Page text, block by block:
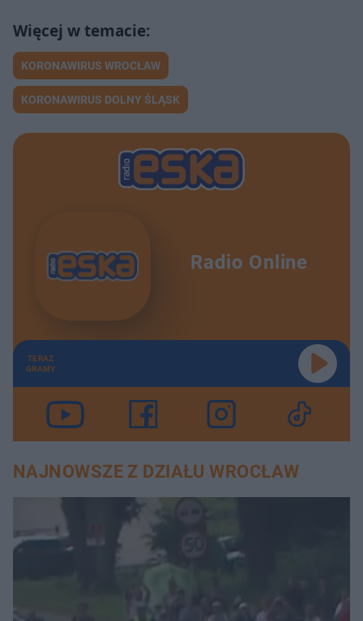
KORONAWIRUS WROCŁAW
KORONAWIRUS DOLNY ŚLĄSK
Radio Online
TERAZ
GRAMY
NAJNOWSZE Z DZIAŁU WROCŁAW